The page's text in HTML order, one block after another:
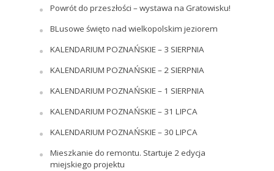
Powrót do przeszłości – wystawa na Gratowisku!
BLusowe święto nad wielkopolskim jeziorem
KALENDARIUM POZNAŃSKIE – 3 SIERPNIA
KALENDARIUM POZNAŃSKIE – 2 SIERPNIA
KALENDARIUM POZNAŃSKIE – 1 SIERPNIA
KALENDARIUM POZNAŃSKIE – 31 LIPCA
KALENDARIUM POZNAŃSKIE – 30 LIPCA
Mieszkanie do remontu. Startuje 2 edycja
miejskiego projektu